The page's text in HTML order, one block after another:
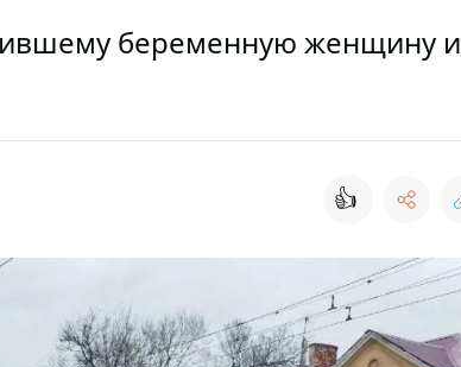
беременную женщину и
👍